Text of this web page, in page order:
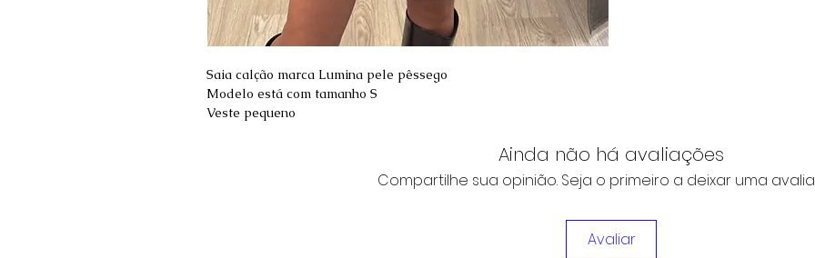
Saia calção marca Lumina pele pêssego
Modelo está com tamanho S
Veste pequeno
Ainda não há avaliações
Compartilhe sua opinião. Seja o primeiro a deixar uma
Avaliar